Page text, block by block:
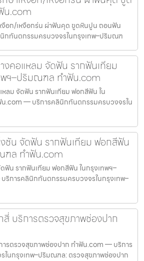
น.com
อก/เหงือกร่น ผ่าฟันคุด ขูดหินปูน ถอนฟัน
กทันตกรรมครบวงจรในกรุงเทพ–ปริมณฑ
งคอแหลม จัดฟัน รากฟันเทียม
ฯ–ปริมณฑล ทำฟัน.com
ลม จัดฟัน รากฟันเทียม ฟอกสีฟัน ใน
.com — บริการคลินิกทันตกรรมครบวงจรใน
ชัน จัดฟัน รากฟันเทียม ฟอกสีฟัน
ฑล ทำฟัน.com
ฟัน รากฟันเทียม ฟอกสีฟัน ในกรุงเทพฯ–
การคลินิกทันตกรรมครบวงจรในกรุงเทพ–
บริการตรวจสุขภาพช่องปาก
รตรวจสุขภาพช่องปาก ทำฟัน.com — บริการ
นกรุงเทพ–ปริมณฑล: ตรวจสุขภาพช่องปาก